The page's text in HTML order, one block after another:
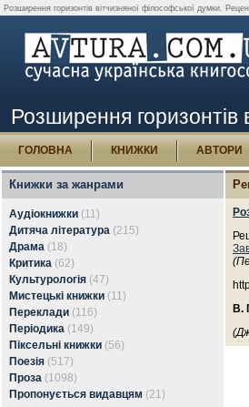
Розширення горизонтів вітчизняної філософської думки.
Розширення горизонтів
ГОЛОВНА КНИЖКИ АВТОРИ
Книжки за жанрами
Аудіокнижки (11)
Дитяча література (215)
Драма (18)
Критика (62)
Культурологія (47)
Мистецькі книжки (11)
Переклади (116)
Періодика (149)
Піксельні книжки (56)
Поезія (517)
Проза (1098)
Пропонується видавцям (21)
В.